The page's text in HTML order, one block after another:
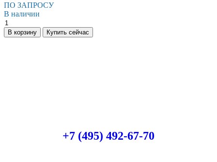
ПО ЗАПРОСУ
В наличии
В корзину Купить сейчас
+7 (495) 492-67-70